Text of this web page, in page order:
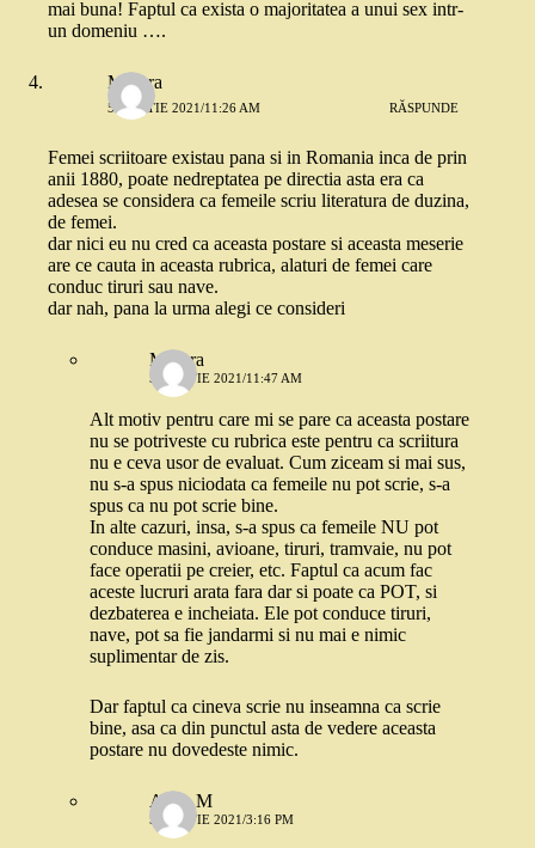
mai buna! Faptul ca exista o majoritatea a unui sex intr-
un domeniu ….
Morera
5 MARTIE 2021/11:26 AM RĂSPUNDE
Femei scriitoare existau pana si in Romania inca de prin
anii 1880, poate nedreptatea pe directia asta era ca
adesea se considera ca femeile scriu literatura de duzina,
de femei.
dar nici eu nu cred ca aceasta postare si aceasta meserie
are ce cauta in aceasta rubrica, alaturi de femei care
conduc tiruri sau nave.
dar nah, pana la urma alegi ce consideri
Morera
5 MARTIE 2021/11:47 AM
Alt motiv pentru care mi se pare ca aceasta postare
nu se potriveste cu rubrica este pentru ca scriitura
nu e ceva usor de evaluat. Cum ziceam si mai sus,
nu s-a spus niciodata ca femeile nu pot scrie, s-a
spus ca nu pot scrie bine.
In alte cazuri, insa, s-a spus ca femeile NU pot
conduce masini, avioane, tiruri, tramvaie, nu pot
face operatii pe creier, etc. Faptul ca acum fac
aceste lucruri arata fara dar si poate ca POT, si
dezbaterea e incheiata. Ele pot conduce tiruri,
nave, pot sa fie jandarmi si nu mai e nimic
suplimentar de zis.
Dar faptul ca cineva scrie nu inseamna ca scrie
bine, asa ca din punctul asta de vedere aceasta
postare nu dovedeste nimic.
Alina M
5 MARTIE 2021/3:16 PM